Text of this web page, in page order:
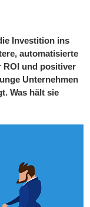
Investition ins
automatisierte
ROI und positiver
Unternehmen
Was hält sie